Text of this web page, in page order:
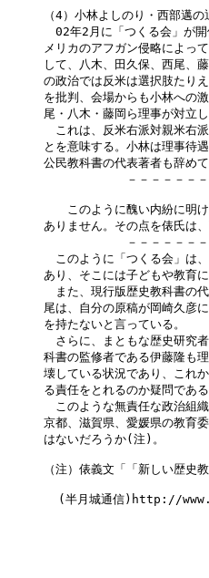
（4）小林よしのり・西部邁の
02年2月に「つくる会」が開
メリカのアフガン侵略によっ
して、八木、田久保、西尾、
の政治では反米は選択肢たり
を批判、会場からも小林への
尾・八木・藤岡ら理事が対立
これは、反米右派対親米右
とを意味する。小林は理事待
公民教科書の代表著者も辞め
－－－－－－－－－
このように醜い内紛に明け
ありません。その点を俵氏は
－－－－－－－－－
このように「つくる会」は
あり、そこには子どもや教育
また、現行版歴史教科書の
尾は、自分の原稿が岡崎久彦
を持たないと言っている。
さらに、まともな歴史研究
科書の監修者である伊藤隆も
壊している状況であり、これ
る責任をとれるのか疑問である
このような無責任な政治組
京都、滋賀県、愛媛県の教育
はないだろうか(注)。
（注）俵義文「「新しい歴
(半月城通信)http://